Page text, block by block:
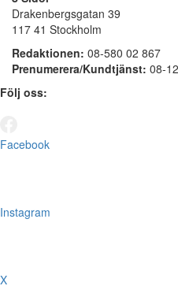
Drakenbergsgatan 39
117 41 Stockholm
Redaktionen: 08-580 02 867
Prenumerera/Kundtjänst: 08-
Följ oss:
Facebook
Instagram
X